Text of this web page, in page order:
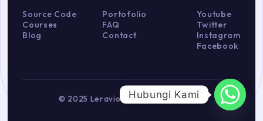
Source Code
Courses
Blog
Portofolio
FAQ
Contact
Youtube
Twitter
Instagram
Facebook
© 2025 Leravio. Hak cipta dilindungi.
Hubungi Kami